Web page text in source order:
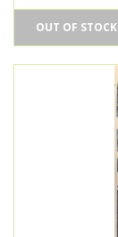
OUT OF STOCK